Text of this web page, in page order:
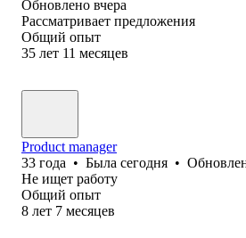
Обновлено вчера
Рассматривает предложения
Общий опыт
35 лет 11 месяцев
Product manager
33 года • Была сегодня •
Не ищет работу
Общий опыт
8 лет 7 месяцев